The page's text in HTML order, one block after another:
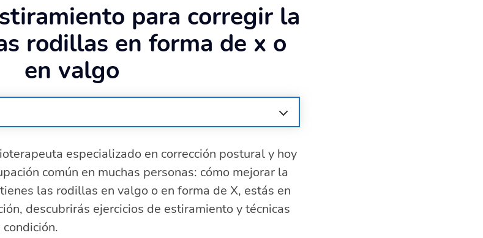
para corregir la
rodillas en forma de x o
en valgo
rodilla
valgas
el valgo de rodilla
la salud de las rodillas
especializado en corrección postural y hoy
común en muchas personas: cómo mejorar la
las rodillas en valgo o en forma de X, estás en
descubrirás ejercicios de estiramiento y técnicas